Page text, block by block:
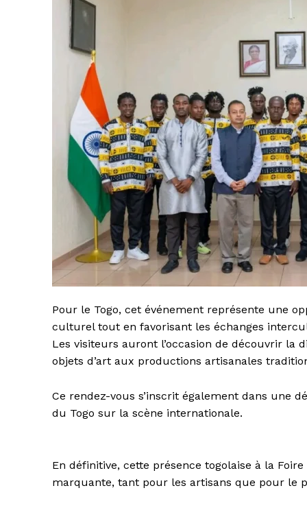
Pour le Togo, cet événement représente une
culturel tout en favorisant les échanges
Les visiteurs auront l’occasion de découvrir la
objets d’art aux productions artisanales
Ce rendez-vous s’inscrit également dans une
du Togo sur la scène internationale.
En définitive, cette présence togolaise à la
marquante, tant pour les artisans que pour le